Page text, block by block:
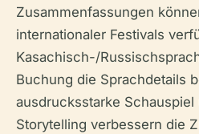
Zusammenfassungen
internationaler Festivals
Kasachisch-/
Buchung die Sprachdetails
ausdrucksstarke Schauspiel
Storytelling verbessern die